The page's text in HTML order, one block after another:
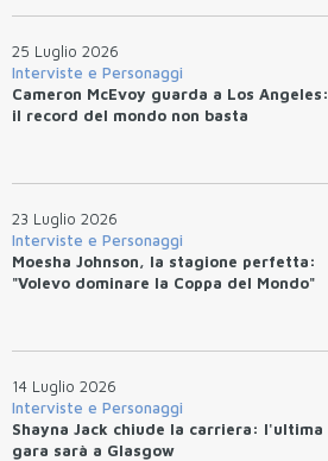
25 Luglio 2026
Interviste e Personaggi
Cameron McEvoy guarda a Los Angeles:
il record del mondo non basta
23 Luglio 2026
Interviste e Personaggi
Moesha Johnson, la stagione perfetta:
"Volevo dominare la Coppa del Mondo"
14 Luglio 2026
Interviste e Personaggi
Shayna Jack chiude la carriera: l'ultima
gara sarà a Glasgow